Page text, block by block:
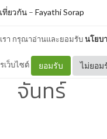
รา กรุณาอ่านและยอมรับนโยบ
เว็บไซต์ ยอมรับ ไม่ยอม
เที่ยวกัน– Fayathi Sorap
คร ตะลอนท่
จันทร์